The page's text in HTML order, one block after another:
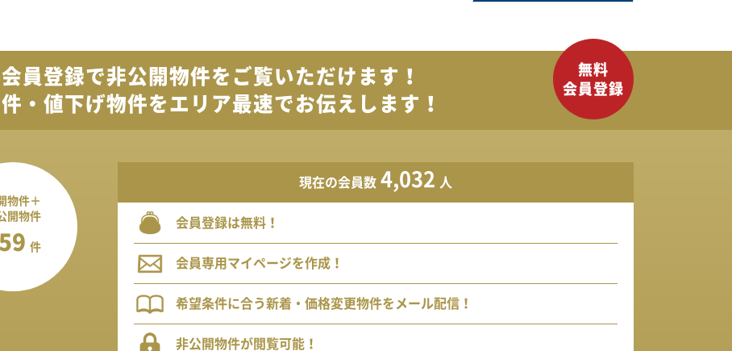
員登録で非公開物件を ご覧いただけます！
・値下げ物件をエリア最速でお伝えします！
物件＋
開物件
件
現在の会員数 4,032 人
会員登録は無料！
会員専用マイページを作成！
希望条件に合う新着・価格変更物件をメール配信！
非公開物件が閲覧可能！